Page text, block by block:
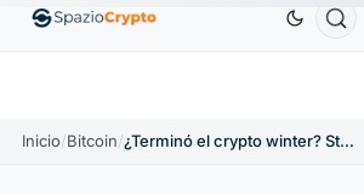
EthereumETH1880,58 US$ TetherUSDT
Inicio/Bitcoin/ ¿Terminó el crypto winter? Standard Chartered ve el fondo en 59.000 dólares